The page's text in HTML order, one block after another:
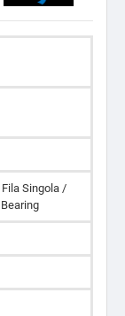
Singola /